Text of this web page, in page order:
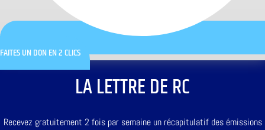
FAITES UN DON EN 2 CLICS
LA LETTRE DE RC
Recevez gratuitement 2 fois par semaine un récapitulatif des émissions